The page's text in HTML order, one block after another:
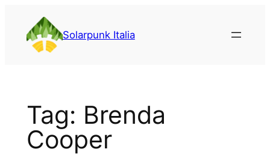
contenuto
Solarpunk Italia
Tag: Brenda
Cooper